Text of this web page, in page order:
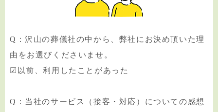
Q：沢山の葬儀社の中から、弊社にお決め頂いた理
由をお選びくださいませ。
☑以前、利用したことがあった
Q：当社のサービス（接客・対応）についての感想